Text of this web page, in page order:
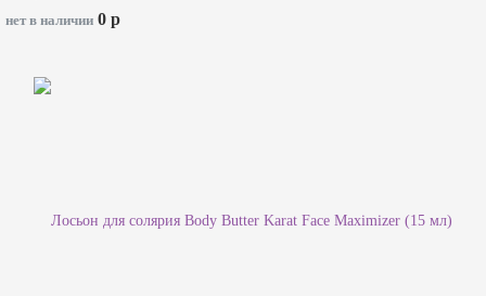
нет в наличии 0 p